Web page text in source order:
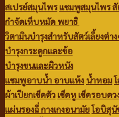
สเปรย์สมุนไพรแชมพูสมุนไพร สั
กำจัดเห็บหมัด พยาธิ
วิตามินบำรุงสำหรับสัตว์เลี้ยงต่า
บำรุงกระดูกและข้อ
บำรุงขนและผิวหนัง
แชมพูอาบน้ำ อาบแห้ง น้ำหอม
ผ้าเปียกเช็ดตัวเช็ดหู เช็ดรอบดว
แผ่นรองฉี่กางเกงอนามัยโอบิสุนั